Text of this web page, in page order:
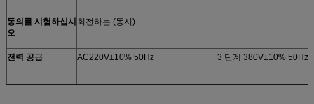
동의를 시험하십시
오
회전하는 (동시)
전력 공급 AC220V±10% 50Hz 3 단계 380V±10% 50Hz